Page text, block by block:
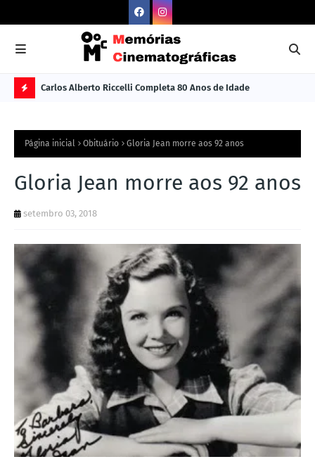
L
S
TÍ
Carlos Alberto Riccelli Completa 80 Anos de Idade
Página inicial Obituário Gloria Jean morre aos 92 anos
Gloria Jean morre aos 92 anos
setembro 03, 2018